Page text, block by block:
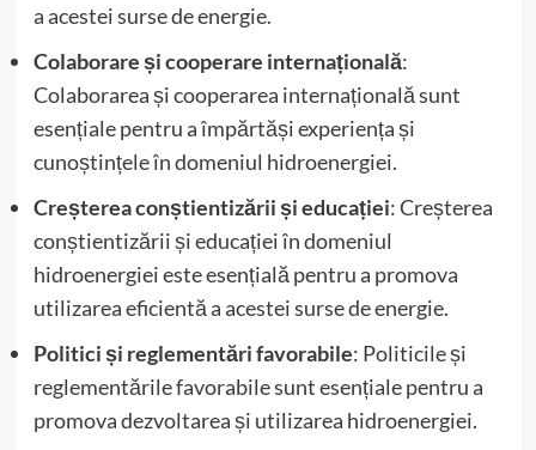
a acestei surse de energie.
Colaborare și cooperare internațională:
Colaborarea și cooperarea internațională sunt
esențiale pentru a împărtăși experiența și
cunoștințele în domeniul hidroenergiei.
Creșterea conștientizării și educației: Creșterea
conștientizării și educației în domeniul
hidroenergiei este esențială pentru a promova
utilizarea eficientă a acestei surse de energie.
Politici și reglementări favorabile: Politicile și
reglementările favorabile sunt esențiale pentru a
promova dezvoltarea și utilizarea hidroenergiei.